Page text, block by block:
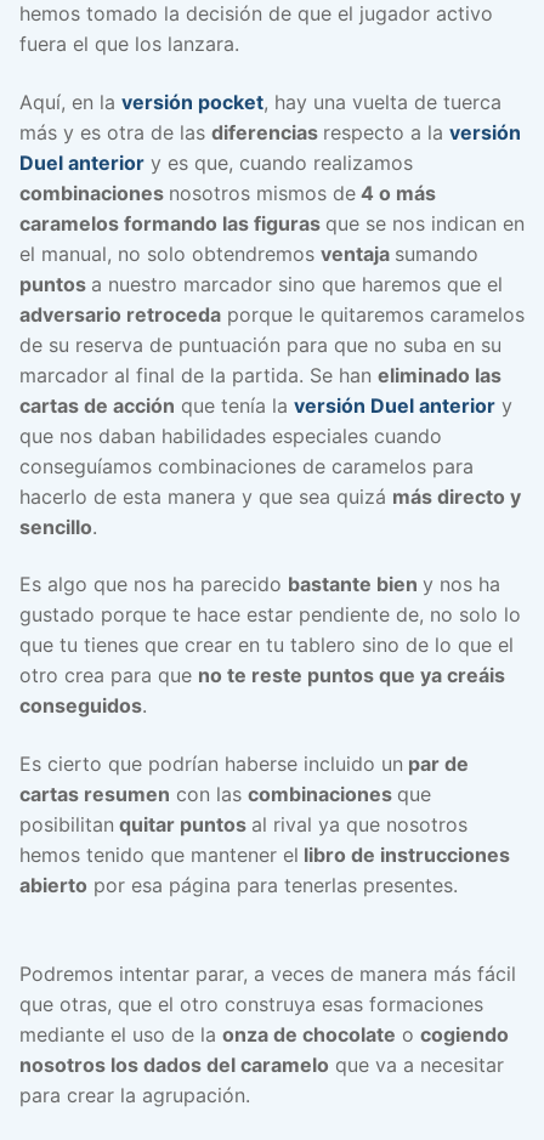
hemos tomado la decisión de que el jugador activo
fuera el que los lanzara.
Aquí, en la versión pocket, hay una vuelta de tuerca
más y es otra de las diferencias respecto a la versión
Duel anterior y es que, cuando realizamos
combinaciones nosotros mismos de 4 o más
caramelos formando las figuras que se nos indican en
el manual, no solo obtendremos ventaja sumando
puntos a nuestro marcador sino que haremos que el
adversario retroceda porque le quitaremos caramelos
de su reserva de puntuación para que no suba en su
marcador al final de la partida. Se han eliminado las
cartas de acción que tenía la versión Duel anterior y
que nos daban habilidades especiales cuando
conseguíamos combinaciones de caramelos para
hacerlo de esta manera y que sea quizá más directo y
sencillo.
Es algo que nos ha parecido bastante bien y nos ha
gustado porque te hace estar pendiente de, no solo lo
que tu tienes que crear en tu tablero sino de lo que el
otro crea para que no te reste puntos que ya creáis
conseguidos.
Es cierto que podrían haberse incluido un par de
cartas resumen con las combinaciones que
posibilitan quitar puntos al rival ya que nosotros
hemos tenido que mantener el libro de instrucciones
abierto por esa página para tenerlas presentes.
Podremos intentar parar, a veces de manera más fácil
que otras, que el otro construya esas formaciones
mediante el uso de la onza de chocolate o cogiendo
nosotros los dados del caramelo que va a necesitar
para crear la agrupación.